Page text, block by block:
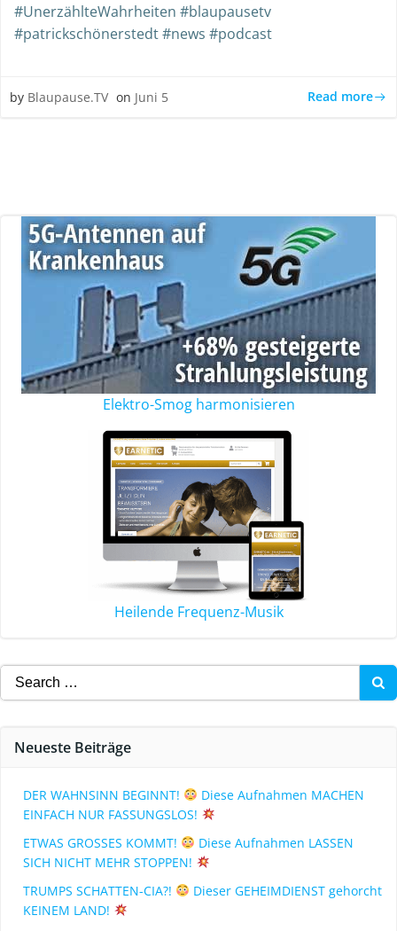
#UnerzählteWahrheiten #blaupausetv
#patrickschönerstedt #news #podcast
by Blaupause.TV on Juni 5 Read more
Elektro-Smog harmonisieren
Heilende Frequenz-Musik
Neueste Beiträge
DER WAHNSINN BEGINNT!
Diese Aufnahmen MACHEN
EINFACH NUR FASSUNGSLOS!
ETWAS GROSSES KOMMT!
Diese Aufnahmen LASSEN
SICH NICHT MEHR STOPPEN!
TRUMPS SCHATTEN-CIA?!
Dieser GEHEIMDIENST gehorcht
KEINEM LAND!